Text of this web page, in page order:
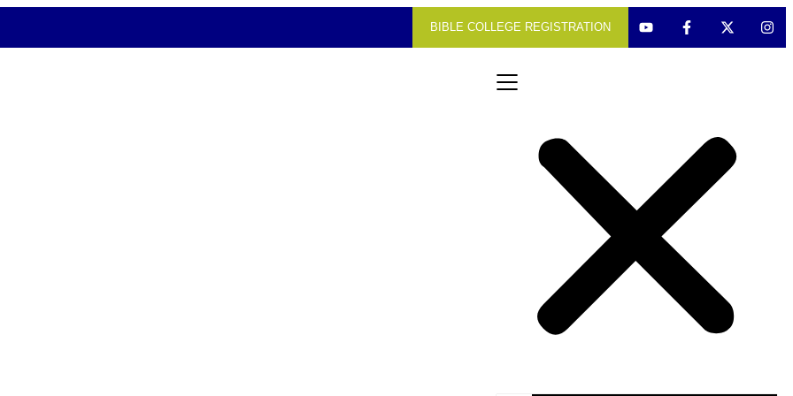
BIBLE COLLEGE REGISTRATION